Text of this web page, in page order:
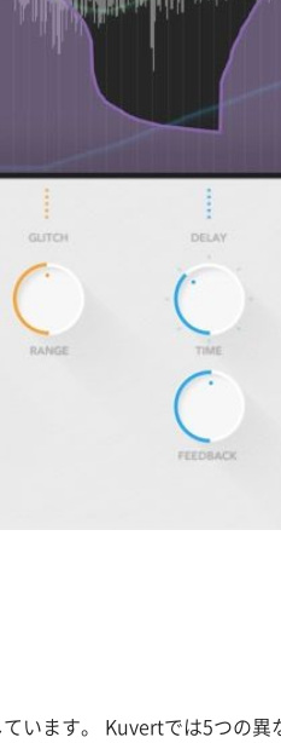
います。 Kuvertでは5つの異